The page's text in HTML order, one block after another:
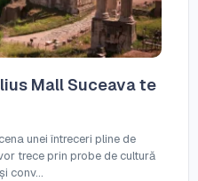
Mall Suceava te
unei întreceri pline de
trece prin probe de cultură
conv...